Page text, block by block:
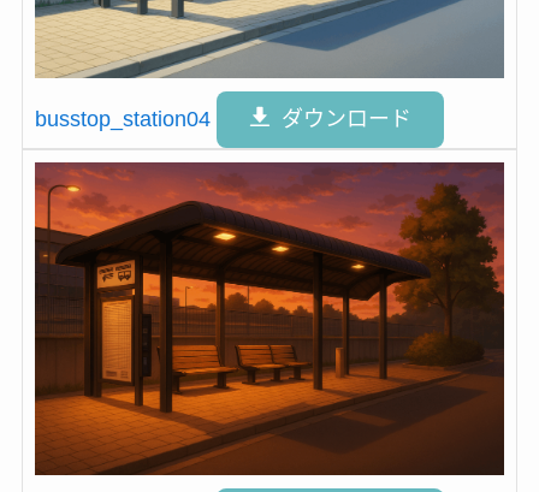
busstop_station04 ダウンロード